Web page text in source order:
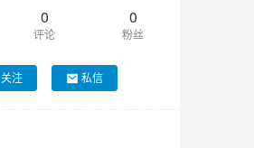
0
评论
0
粉丝
关注 私信